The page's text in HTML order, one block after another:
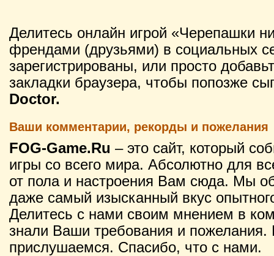
Делитесь онлайн игрой «Черепашки
френдами (друзьями) в социальных
зарегистрированы, или просто
закладки браузера, чтобы попозже
Doctor.
Ваши комментарии, рекорды и пожелания
FOG-Game.Ru – это сайт, который
игры со всего мира. Абсолютно для
от пола и настроения Вам сюда. Мы
даже самый изысканный вкус
Делитесь с нами своим мнением в
знали Ваши требования и
прислушаемся. Спасибо, что с нами.